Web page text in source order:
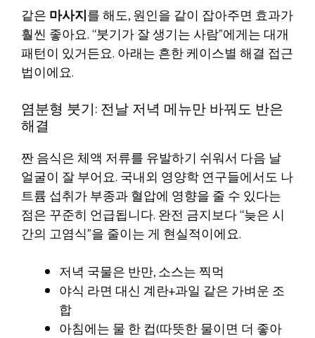
같은 마사지를 해도, 원인을 같이 잡아주면 효과가
훨씬 좋아요. “붓기가 잘 생기는 사람”에게는 대개
패턴이 있거든요. 아래는 흔한 케이스별 해결 접근
법이에요.
염분형 붓기: 전날 저녁 메뉴만 바꿔도 반은
해결
짠 음식은 체액 저류를 유발하기 쉬워서 다음 날
얼굴이 잘 부어요. 국내외 영양학 연구들에서도 나
트륨 섭취가 부종과 혈압에 영향을 줄 수 있다는
점은 꾸준히 언급됩니다. 완전 금지보다 “늦은 시
간의 고염식”을 줄이는 게 현실적이에요.
저녁 국물은 반만, 소스는 찍먹
야식 라면 대신 계란+과일 같은 가벼운 조
합
아침에는 물 한 컵(따뜻한 물이면 더 좋아